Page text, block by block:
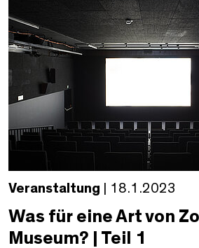
Veranstaltung | 18.1.2023
Was für eine Art von
Museum? | Teil 1